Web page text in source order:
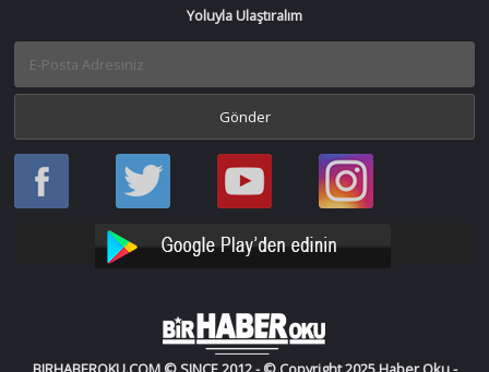
Yoluyla Ulaştıralım
Haber
Oku
Haber
Oku
Bir
Haber
YouTube
Bir
Haber
Instagram